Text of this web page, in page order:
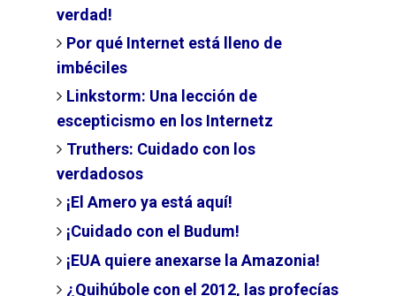
verdad!
Por qué Internet está lleno de
imbéciles
Linkstorm: Una lección de
escepticismo en los Internetz
Truthers: Cuidado con los
verdadosos
¡El Amero ya está aquí!
¡Cuidado con el Budum!
¡EUA quiere anexarse la Amazonia!
¿Quihúbole con el 2012, las profecías